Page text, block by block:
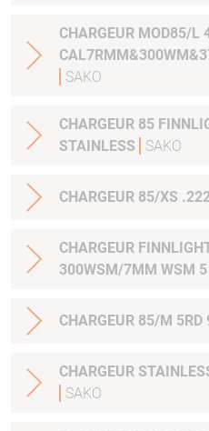
CHARGEUR MOD85/L
SAKO
CHARGEUR 85
STAINLESS
SAKO
CHARGEUR 85/XS
CHARGEUR
300WSM/7MM WSM 5
CHARGEUR 85/M
CHARGEUR
SAKO